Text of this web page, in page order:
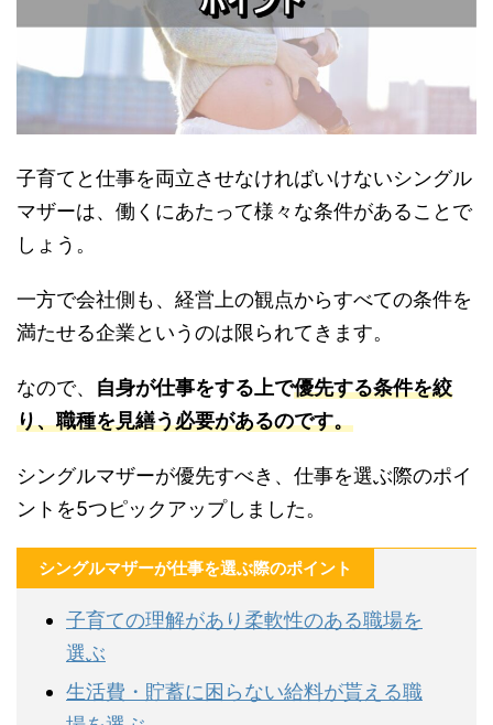
子育てと仕事を両立させなければいけないシングル
マザーは、働くにあたって様々な条件があることで
しょう。
一方で会社側も、経営上の観点からすべての条件を
満たせる企業というのは限られてきます。
なので、 自身が仕事をする上で優先する条件を絞
り、職種を見繕う必要があるのです。
シングルマザーが優先すべき、仕事を選ぶ際のポイ
ントを5つピックアップしました。
シングルマザーが仕事を選ぶ際のポイント
子育ての理解があり柔軟性のある職場を
選ぶ
生活費・貯蓄に困らない給料が貰える職